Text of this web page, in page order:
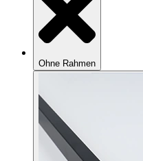
Ohne Rahmen